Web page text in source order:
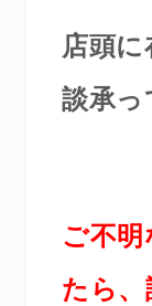
店頭
談承っ
ご不
たら